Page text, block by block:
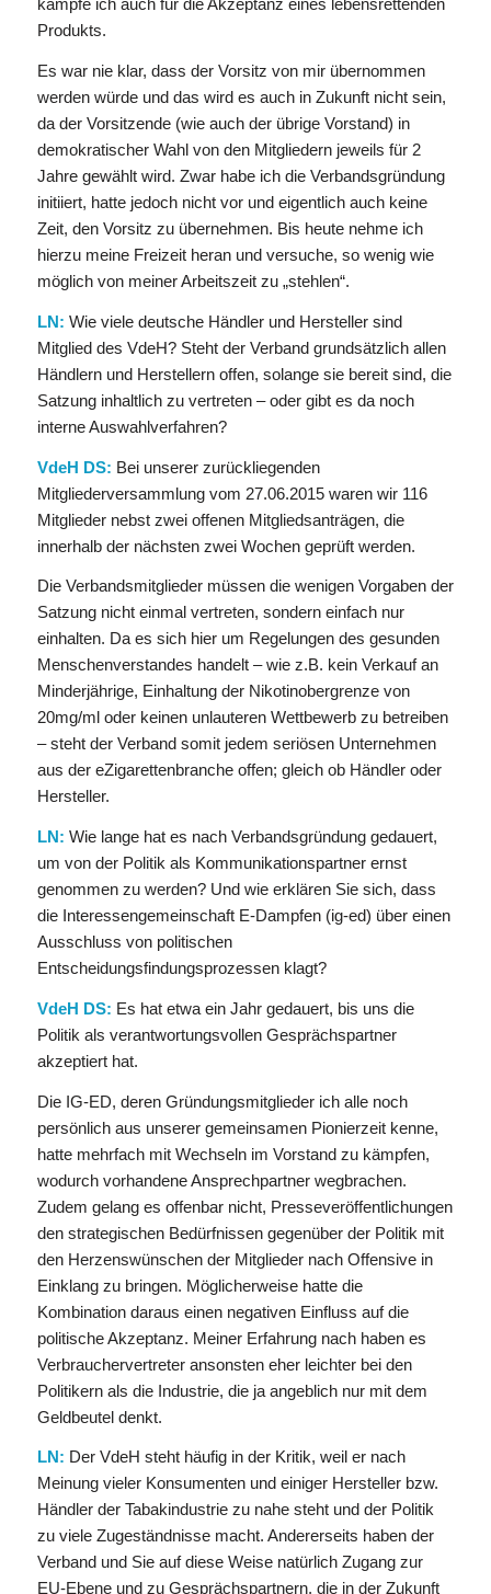
kämpfe ich auch für die Akzeptanz eines lebensrettenden
Produkts.
Es war nie klar, dass der Vorsitz von mir übernommen
werden würde und das wird es auch in Zukunft nicht sein,
da der Vorsitzende (wie auch der übrige Vorstand) in
demokratischer Wahl von den Mitgliedern jeweils für 2
Jahre gewählt wird. Zwar habe ich die Verbandsgründung
initiiert, hatte jedoch nicht vor und eigentlich auch keine
Zeit, den Vorsitz zu übernehmen. Bis heute nehme ich
hierzu meine Freizeit heran und versuche, so wenig wie
möglich von meiner Arbeitszeit zu „stehlen“.
LN: Wie viele deutsche Händler und Hersteller sind
Mitglied des VdeH? Steht der Verband grundsätzlich allen
Händlern und Herstellern offen, solange sie bereit sind, die
Satzung inhaltlich zu vertreten – oder gibt es da noch
interne Auswahlverfahren?
VdeH DS: Bei unserer zurückliegenden
Mitgliederversammlung vom 27.06.2015 waren wir 116
Mitglieder nebst zwei offenen Mitgliedsanträgen, die
innerhalb der nächsten zwei Wochen geprüft werden.
Die Verbandsmitglieder müssen die wenigen Vorgaben der
Satzung nicht einmal vertreten, sondern einfach nur
einhalten. Da es sich hier um Regelungen des gesunden
Menschenverstandes handelt – wie z.B. kein Verkauf an
Minderjährige, Einhaltung der Nikotinobergrenze von
20mg/ml oder keinen unlauteren Wettbewerb zu betreiben
– steht der Verband somit jedem seriösen Unternehmen
aus der eZigarettenbranche offen; gleich ob Händler oder
Hersteller.
LN: Wie lange hat es nach Verbandsgründung gedauert,
um von der Politik als Kommunikationspartner ernst
genommen zu werden? Und wie erklären Sie sich, dass
die Interessengemeinschaft E-Dampfen (ig-ed) über einen
Ausschluss von politischen
Entscheidungsfindungsprozessen klagt?
VdeH DS: Es hat etwa ein Jahr gedauert, bis uns die
Politik als verantwortungsvollen Gesprächspartner
akzeptiert hat.
Die IG-ED, deren Gründungsmitglieder ich alle noch
persönlich aus unserer gemeinsamen Pionierzeit kenne,
hatte mehrfach mit Wechseln im Vorstand zu kämpfen,
wodurch vorhandene Ansprechpartner wegbrachen.
Zudem gelang es offenbar nicht, Presseveröffentlichungen
den strategischen Bedürfnissen gegenüber der Politik mit
den Herzenswünschen der Mitglieder nach Offensive in
Einklang zu bringen. Möglicherweise hatte die
Kombination daraus einen negativen Einfluss auf die
politische Akzeptanz. Meiner Erfahrung nach haben es
Verbrauchervertreter ansonsten eher leichter bei den
Politikern als die Industrie, die ja angeblich nur mit dem
Geldbeutel denkt.
LN: Der VdeH steht häufig in der Kritik, weil er nach
Meinung vieler Konsumenten und einiger Hersteller bzw.
Händler der Tabakindustrie zu nahe steht und der Politik
zu viele Zugeständnisse macht. Andererseits haben der
Verband und Sie auf diese Weise natürlich Zugang zur
EU-Ebene und zu Gesprächspartnern, die in der Zukunft